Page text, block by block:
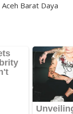
Barat Daya